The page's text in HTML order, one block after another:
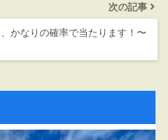
次の記事
かなりの確率で当たります！〜